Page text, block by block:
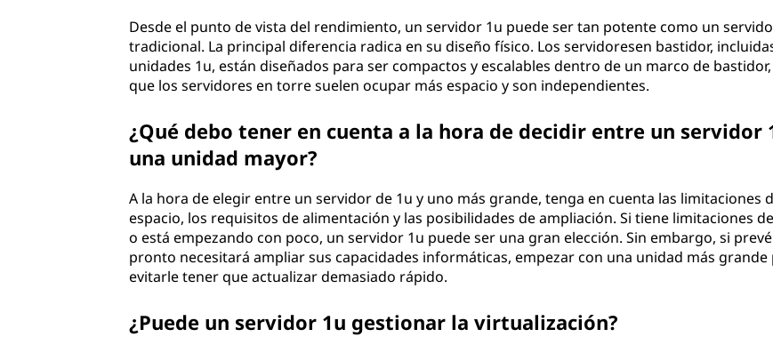
Desde el punto de vista del rendimiento, un servidor 1u puede ser tan potente como un
tradicional. La principal diferencia radica en su diseño físico. Los servidoresen bastidor,
unidades 1u, están diseñados para ser compactos y escalables dentro de un marco de
que los servidores en torre suelen ocupar más espacio y son independientes.
¿Qué debo tener en cuenta a la hora de decidir entre un servidor
una unidad mayor?
A la hora de elegir entre un servidor de 1u y uno más grande, tenga en cuenta las limitaciones
espacio, los requisitos de alimentación y las posibilidades de ampliación. Si tiene limitaciones
o está empezando con poco, un servidor 1u puede ser una gran elección. Sin embargo, si
pronto necesitará ampliar sus capacidades informáticas, empezar con una unidad más grande
evitarle tener que actualizar demasiado rápido.
¿Puede un servidor 1u gestionar la virtualización?